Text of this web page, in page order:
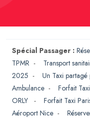
Spécial Passager :
TPMR - Transport
2025 - Un Taxi
Ambulance - Forfait
ORLY
- Forfait Taxi
Aéroport Nice -